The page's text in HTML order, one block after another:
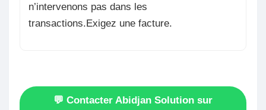
n’intervenons pas dans les
transactions.Exigez une facture.
💬 Contacter Abidjan Solution sur